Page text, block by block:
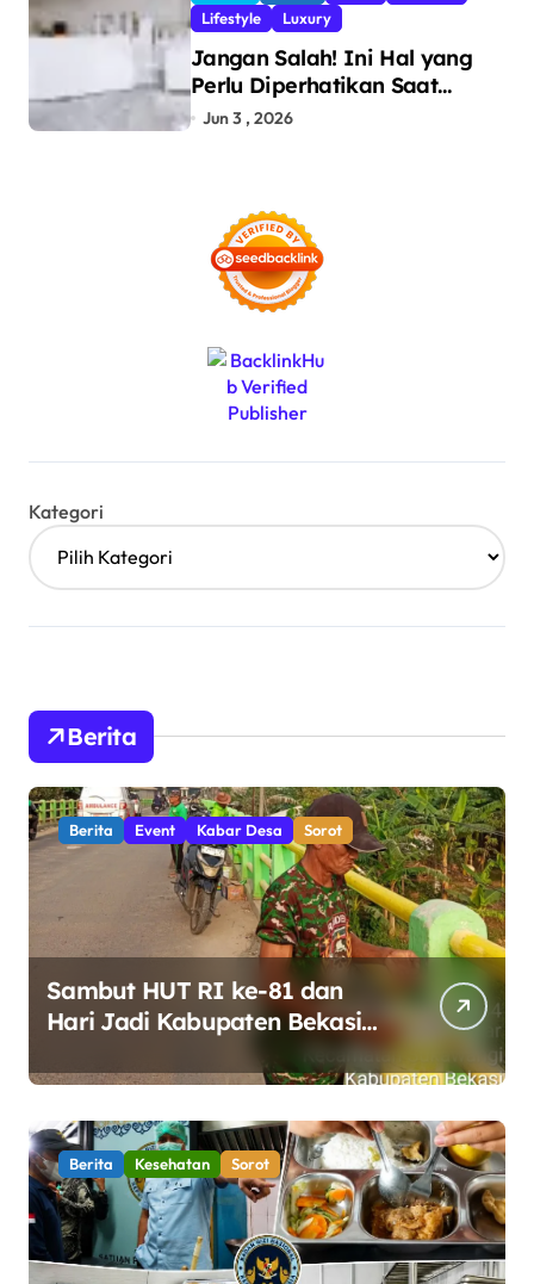
Ilegal
Lifestyle
Luxury
Jangan Salah! Ini Hal yang
Perlu Diperhatikan Saat
Pasang Big Slab
Jun 3 , 2026
Kategori
Berita
Berita Event Kabar Desa Sorot
Sambut HUT RI ke-81 dan
Hari Jadi Kabupaten Bekasi
ke-76, Pemdes Muara bakti
Gotong Royong Percantik
Jembatan CBL
Berita Kesehatan Sorot